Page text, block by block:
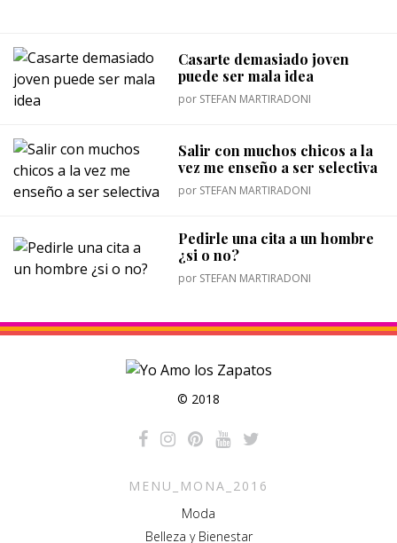
Casarte demasiado joven
puede ser mala idea
por STEFAN MARTIRADONI
Salir con muchos chicos a la
vez me enseño a ser selectiva
por STEFAN MARTIRADONI
Pedirle una cita a un hombre
¿si o no?
por STEFAN MARTIRADONI
© 2018
MENU_MONA_2016
Moda
Belleza y Bienestar